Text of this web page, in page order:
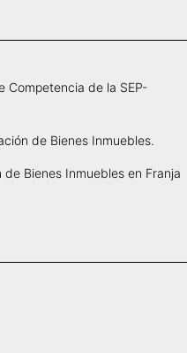
Competencia de la SEP-
de Bienes Inmuebles.
Bienes Inmuebles en Franja